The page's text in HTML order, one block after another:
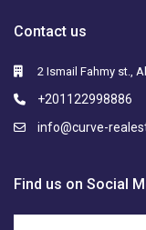
Contact us
2 Ismail Fahmy st.,
+201122998886
info@curve-
Find us on Social